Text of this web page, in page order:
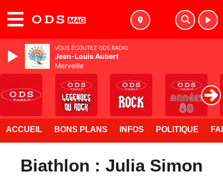
ACCUEIL BONS PLANS INFOS POLITIQUE
Biathlon : Julia Simon
VOUS ÉCOUTEZ ODS RADIO
Jean-Louis Aubert
Merveille